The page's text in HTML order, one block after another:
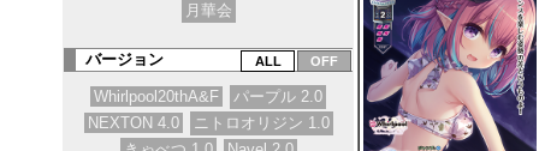
月華会
バージョン
Whirlpool20thA&F
パープル 2.0
NEXTON 4.0
ニトロオリジン 1.0